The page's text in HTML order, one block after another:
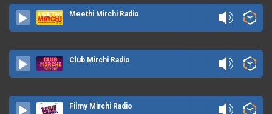
Meethi Mirchi Radio
Club Mirchi Radio
Filmy Mirchi Radio